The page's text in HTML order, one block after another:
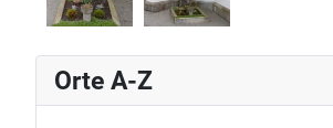
Orte A-Z